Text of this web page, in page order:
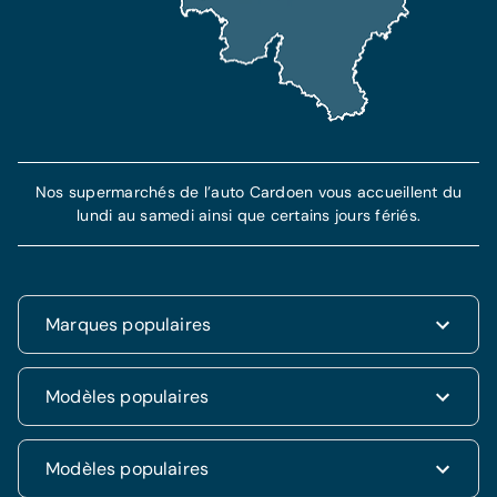
En savoir plus
Marques populaires
Renault
Dacia
Volkswagen
Modèles populaires
Renault Clio
Modèles populaires
Nos supermarchés de l’auto Cardoen vous accueillent du
lundi au samedi ainsi que certains jours fériés.